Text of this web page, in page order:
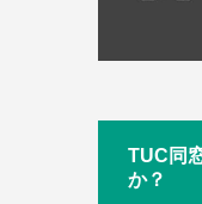
TUC同
か？